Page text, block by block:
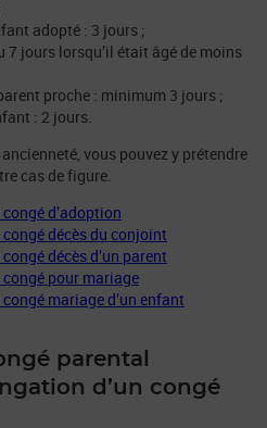
adopté : 3 jours ;
7 jours lorsqu’il était âgé de moins
proche : minimum 3 jours ;
: 2 jours.
vous pouvez y prétendre
cas de figure.
d’adoption
décès du conjoint
décès d’un parent
pour mariage
mariage d’un enfant
parental
d’un congé